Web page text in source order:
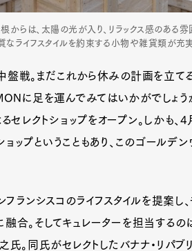
らは、太陽の光が入り、リラックス感のある雰囲
なライフスタイルを約束する小物や雑貨類が充実
盤戦。まだこれから休みの計画を立て
に足を運んでみてはいかがでしょう
るセレクトショップをオープン。しかも、
ップということもあり、このゴールデ
ランシスコのライフスタイルを提案し
合。そしてキュレーターを担当するの
同氏がセレクトしたバナナ・リパブリ